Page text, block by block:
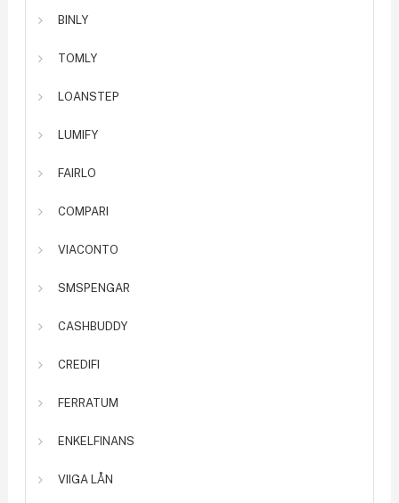
BINLY
TOMLY
LOANSTEP
LUMIFY
FAIRLO
COMPARI
VIACONTO
SMSPENGAR
CASHBUDDY
CREDIFI
FERRATUM
ENKELFINANS
VIIGA LÅN